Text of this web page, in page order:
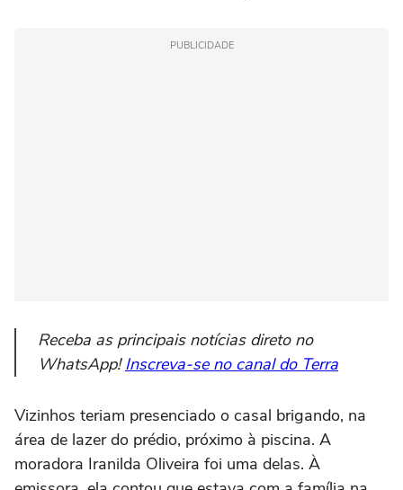
PUBLICIDADE
Receba as principais notícias direto no
WhatsApp!Inscreva-se no canal do Terra
Vizinhos teriam presenciado o casal brigando, na
área de lazer do prédio, próximo à piscina. A
moradora Iranilda Oliveira foi uma delas. À